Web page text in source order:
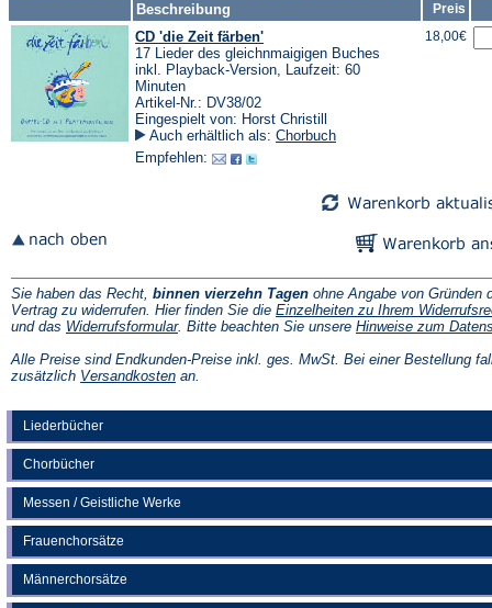
Liederbücher
Chorbücher
Messen / Geistliche Werke
Frauenchorsätze
Männerchorsätze
Beschreibung
Preis
CD 'die Zeit färben'
17 Lieder des gleichnmaigigen Buches
inkl. Playback-Version, Laufzeit: 60
Minuten
Artikel-Nr.: DV38/02
Eingespielt von: Horst Christill
Auch erhältlich als: Chorbuch
Empfehlen:
18,00€
Sie haben das Recht, binnen vierzehn Tagen ohne Angabe von Gründen
Vertrag zu widerrufen. Hier finden Sie die Einzelheiten zu Ihrem
und das Widerrufsformular(Öffnet
einem
neuen
. Bitte beachten Sie unsere Hinweise zum
Alle Preise sind Endkunden-Preise inkl. ges. MwSt. Bei einer Bestellung
zusätzlich Versandkosten(Öffnet
an.